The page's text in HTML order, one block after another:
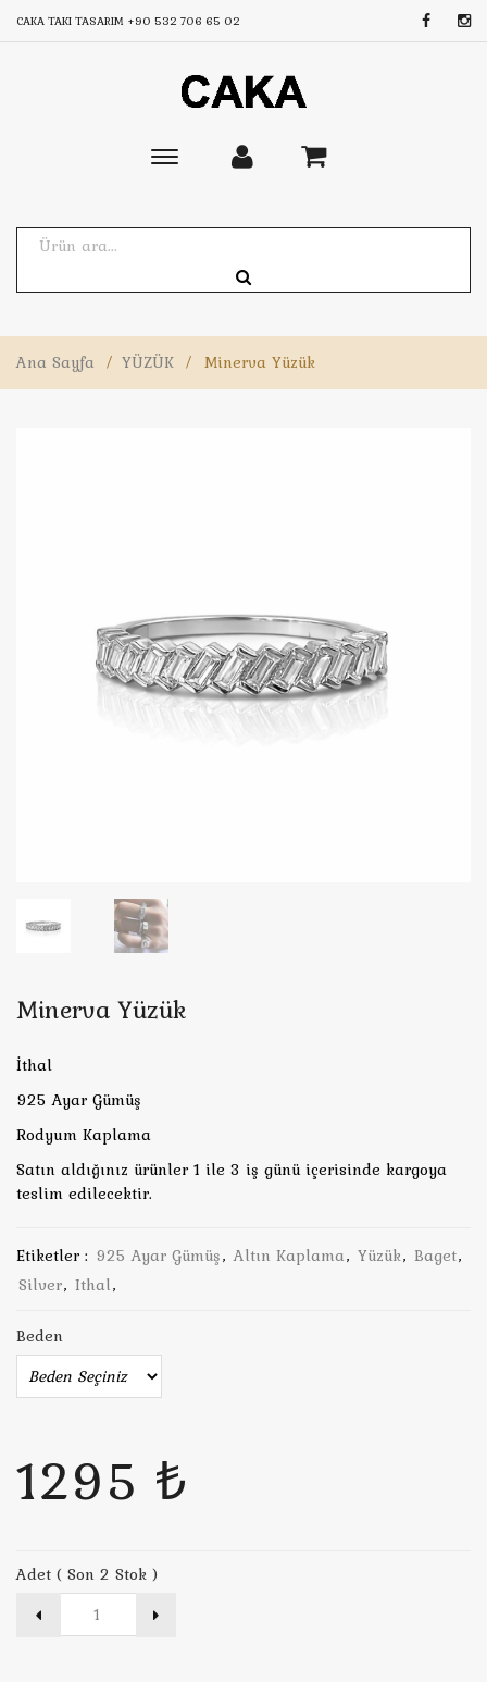
CAKA TAKI TASARIM +90 532 706 65 02
Toggle
Ana Sayfa / YÜZÜK / Minerva Yüzük
Minerva Yüzük
İthal
925 Ayar Gümüş
Rodyum Kaplama
Satın aldığınız ürünler 1 ile 3 iş günü içerisinde kargoya
teslim edilecektir.
Etiketler : 925 Ayar Gümüş, Altın Kaplama, Yüzük, Baget,
Silver, Ithal,
Beden
1295 ₺
Adet ( Son 2 Stok )